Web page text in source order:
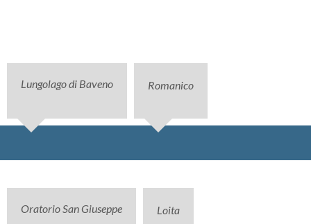
Lungolago di Baveno Romanico
Oratorio San Giuseppe Loita